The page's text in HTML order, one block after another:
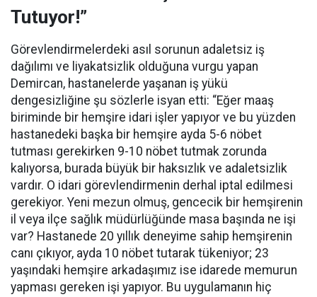
Tutuyor!”
Görevlendirmelerdeki asıl sorunun adaletsiz iş
dağılımı ve liyakatsizlik olduğuna vurgu yapan
Demircan, hastanelerde yaşanan iş yükü
dengesizliğine şu sözlerle isyan etti: “Eğer maaş
biriminde bir hemşire idari işler yapıyor ve bu yüzden
hastanedeki başka bir hemşire ayda 5-6 nöbet
tutması gerekirken 9-10 nöbet tutmak zorunda
kalıyorsa, burada büyük bir haksızlık ve adaletsizlik
vardır. O idari görevlendirmenin derhal iptal edilmesi
gerekiyor. Yeni mezun olmuş, gencecik bir hemşirenin
il veya ilçe sağlık müdürlüğünde masa başında ne işi
var? Hastanede 20 yıllık deneyime sahip hemşirenin
canı çıkıyor, ayda 10 nöbet tutarak tükeniyor; 23
yaşındaki hemşire arkadaşımız ise idarede memurun
yapması gereken işi yapıyor. Bu uygulamanın hiç